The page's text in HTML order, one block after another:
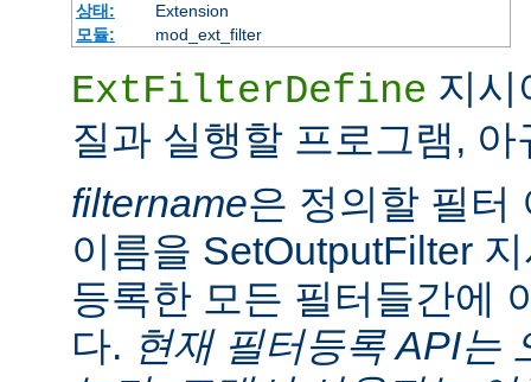
상태:
Extension
모듈:
mod_ext_filter
ExtFilterDefine 지시
질과 실행할 프로그램,
filtername은 정의할 필터
이름을 SetOutputFilter
등록한 모든 필터들간에
다. 현재 필터등록 API는